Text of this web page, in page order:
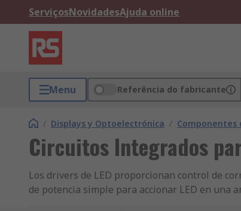
ServiçosNovidadesAjuda online
Menu Referência do fabricante
/ Displays y Optoelectrónica / Componentes
Circuitos Integrados
Los drivers de LED proporcionan control de
de potencia simple para accionar LED en una